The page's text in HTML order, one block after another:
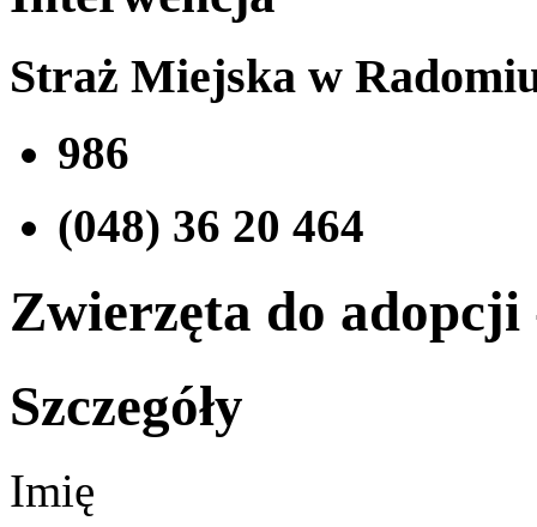
Straż Miejska w
986
(048) 36 20 464
Zwierzęta do adopcji
Szczegóły
Imię